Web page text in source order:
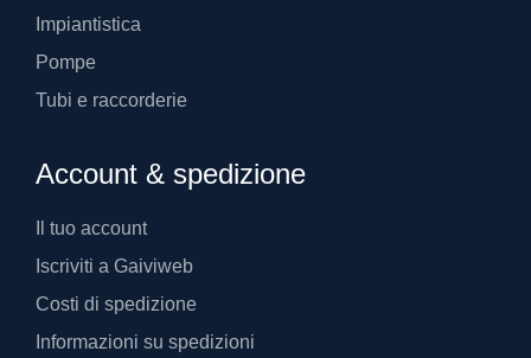
Impiantistica
Pompe
Tubi e raccorderie
Account & spedizione
Il tuo account
Iscriviti a Gaiviweb
Costi di spedizione
Informazioni su spedizioni